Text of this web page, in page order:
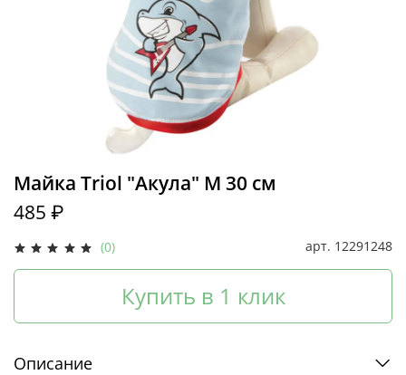
(0) арт. 12291248
Майка Triol "Акула" M 30 см
485 ₽
Купить в 1 клик
Описание